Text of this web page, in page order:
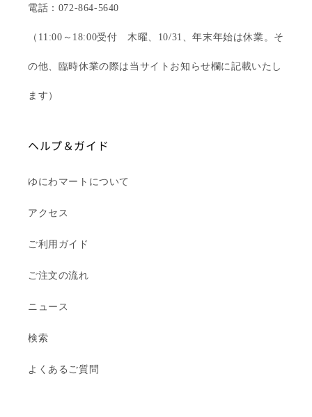
電話：072-864-5640
（11:00～18:00受付 木曜、10/31、年末年始は休業。そ
の他、臨時休業の際は当サイトお知らせ欄に記載いたし
ます）
ヘルプ＆ガイド
ゆにわマートについて
アクセス
ご利用ガイド
ご注文の流れ
ニュース
検索
よくあるご質問